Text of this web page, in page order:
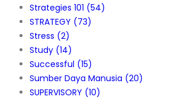
Strategies 101 (54)
STRATEGY (73)
Stress (2)
Study (14)
Successful (15)
Sumber Daya Manusia (20)
SUPERVISORY (10)